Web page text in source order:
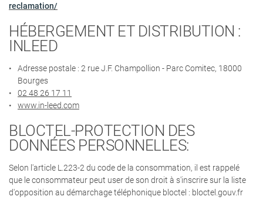
ACCUEIL
Une
reclamation/
HÉBERGEMENT ET DISTRIBUTION :
INLEED
Adresse postale : 2 rue J.F. Champollion - Parc Comitec, 18000
Bourges
02 48 26 17 11
www.in-leed.com
BLOCTEL-PROTECTION DES
DONNÉES PERSONNELLES:
Selon l'article L.223-2 du code de la consommation, il est rappelé
que le consommateur peut user de son droit à s'inscrire sur la liste
d'opposition au démarchage téléphonique bloctel : bloctel.gouv.fr